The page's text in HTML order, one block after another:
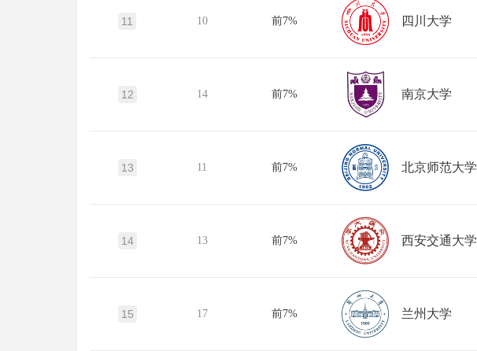
11 10 前7% 四川大学
12 14 前7% 南京大学
13 11 前7% 北京师范大学
14 13 前7% 西安交通大学
15 17 前7% 兰州大学